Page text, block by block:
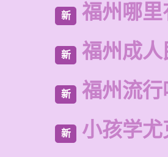
新 福州哪
新 福州成
新 福州流
新 小孩学